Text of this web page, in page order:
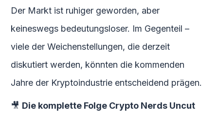
Der Markt ist ruhiger geworden, aber
keineswegs bedeutungsloser. Im Gegenteil –
viele der Weichenstellungen, die derzeit
diskutiert werden, könnten die kommenden
Jahre der Kryptoindustrie entscheidend prägen.
🎥 Die komplette Folge Crypto Nerds Uncut